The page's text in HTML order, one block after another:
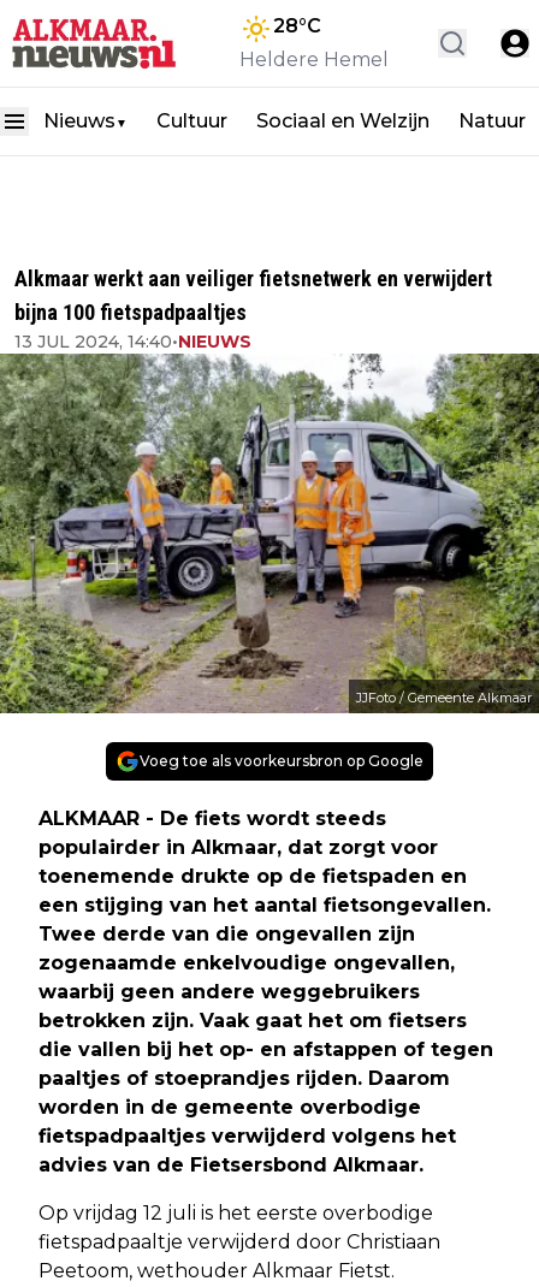
28°C
Heldere Hemel
Nieuws ▼ Cultuur Sociaal en Welzijn Natuur
Alkmaar werkt aan veiliger fietsnetwerk en verwijdert
bijna 100 fietspadpaaltjes
13 JUL 2024, 14:40•NIEUWS
JJFoto / Gemeente Alkmaar
Voeg toe als voorkeursbron op Google
ALKMAAR - De fiets wordt steeds
populairder in Alkmaar, dat zorgt voor
toenemende drukte op de fietspaden en
een stijging van het aantal fietsongevallen.
Twee derde van die ongevallen zijn
zogenaamde enkelvoudige ongevallen,
waarbij geen andere weggebruikers
betrokken zijn. Vaak gaat het om fietsers
die vallen bij het op- en afstappen of tegen
paaltjes of stoeprandjes rijden. Daarom
worden in de gemeente overbodige
fietspadpaaltjes verwijderd volgens het
advies van de Fietsersbond Alkmaar.
Op vrijdag 12 juli is het eerste overbodige
fietspadpaaltje verwijderd door Christiaan
Peetoom, wethouder Alkmaar Fietst.